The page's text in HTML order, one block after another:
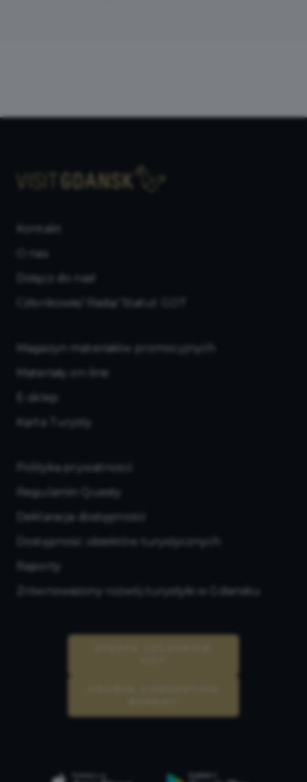
Kontakt
O nas
Dołącz do nas!
Członkowie/ Rada/ Statut GOT
Magazyn materiałów promocyjnych
Materiały on-line
E-sklep
Karta Turysty
Polityka prywatności
Regulamin Questy
Deklaracja dostępności
Dostępność obiektów turystycznych
Raporty
Zrównoważony rozwój turystyki w Gdańsku